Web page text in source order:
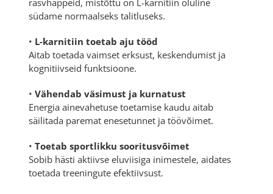
rasvhappeid, mistõttu on L-karnitiin oluline
südame normaalseks talitluseks.
• L-karnitiin toetab aju tööd
Aitab toetada vaimset erksust, keskendumist ja
kognitiivseid funktsioone.
• Vähendab väsimust ja kurnatust
Energia ainevahetuse toetamise kaudu aitab
säilitada paremat enesetunnet ja töövõimet.
• Toetab sportlikku sooritusvõimet
Sobib hästi aktiivse eluviisiga inimestele, aidates
toetada treeningute efektiivsust.